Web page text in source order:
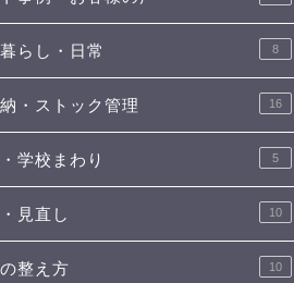
らし・日常 8
・ストック管理 16
学校まわり 5
見直し 10
整え方 10